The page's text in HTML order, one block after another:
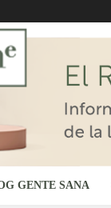
GENTE SANA